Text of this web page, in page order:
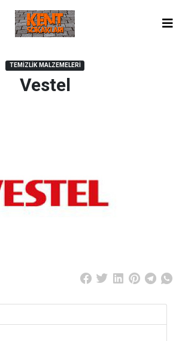
TEMIZLIK MALZEMELERI
Vestel